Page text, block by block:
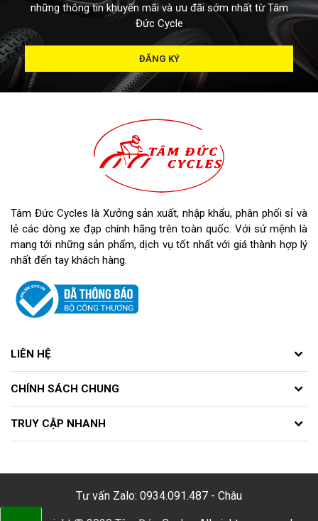
những thông tin khuyến mãi và ưu đãi sớm nhất từ Tâm
Đức Cycle
ĐĂNG KÝ
Tâm Đức Cycles là Xưởng sản xuất, nhập khẩu, phân phối sỉ và
lẻ các dòng xe đạp chính hãng trên toàn quốc. Với sứ mệnh là
mang tới những sản phẩm, dịch vụ tốt nhất với giá thành hợp lý
nhất đến tay khách hàng.
LIÊN HỆ
CHÍNH SÁCH CHUNG
TRUY CẬP NHANH
Tư vấn Zalo: 0934.091.487 - Châu